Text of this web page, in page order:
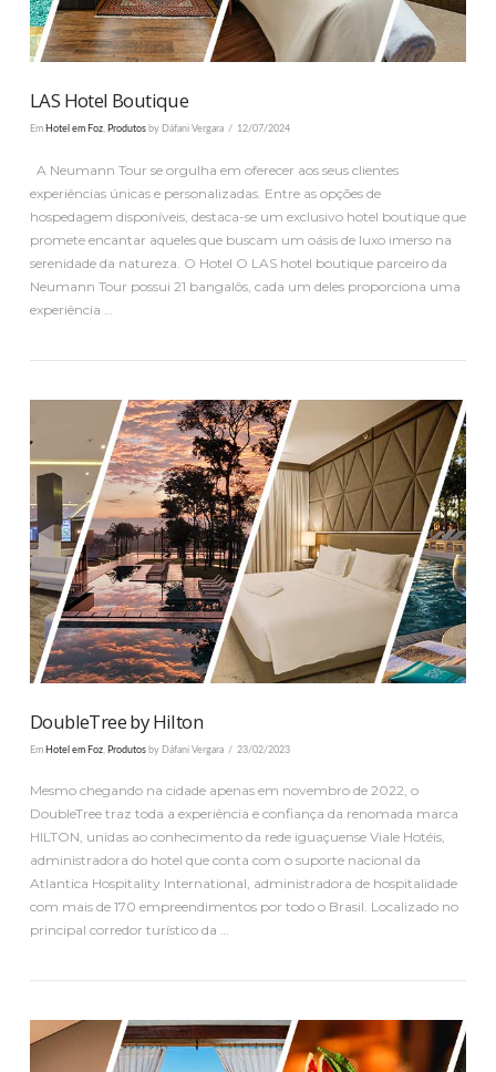
VER PUBLICAÇÃO
LAS Hotel Boutique
Em Hotel em Foz, Produtosby Dáfani Vergara 12/07/2024
A Neumann Tour se orgulha em oferecer aos seus clientes
experiências únicas e personalizadas. Entre as opções de
hospedagem disponíveis, destaca-se um exclusivo hotel boutique que
promete encantar aqueles que buscam um oásis de luxo imerso na
serenidade da natureza. O Hotel O LAS hotel boutique parceiro da
Neumann Tour possui 21 bangalôs, cada um deles proporciona uma
experiência …
DoubleTree by Hilton
Em Hotel em Foz, Produtosby Dáfani Vergara 23/02/2023
Mesmo chegando na cidade apenas em novembro de 2022, o
DoubleTree traz toda a experiência e confiança da renomada marca
HILTON, unidas ao conhecimento da rede iguaçuense Viale Hotéis,
administradora do hotel que conta com o suporte nacional da
Atlantica Hospitality International, administradora de hospitalidade
com mais de 170 empreendimentos por todo o Brasil. Localizado no
principal corredor turístico da …